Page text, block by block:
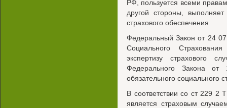
РФ, пользуется всеми
другой стороны,
страхового обеспечения
Федеральный Закон от 24
Социального
экспертизу страхового
Федерального Закона
обязательного социального
В соответствии со ст 229 2
является страховым